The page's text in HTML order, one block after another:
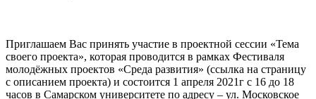
Приглашаем Вас принять участие в проектной сессии «Тема
своего проекта», которая проводится в рамках Фестиваля
молодёжных проектов «Среда развития» (ссылка на страницу
с описанием проекта) и состоится 1 апреля 2021г с 16 до 18
часов в Самарском университете по адресу – ул. Московское